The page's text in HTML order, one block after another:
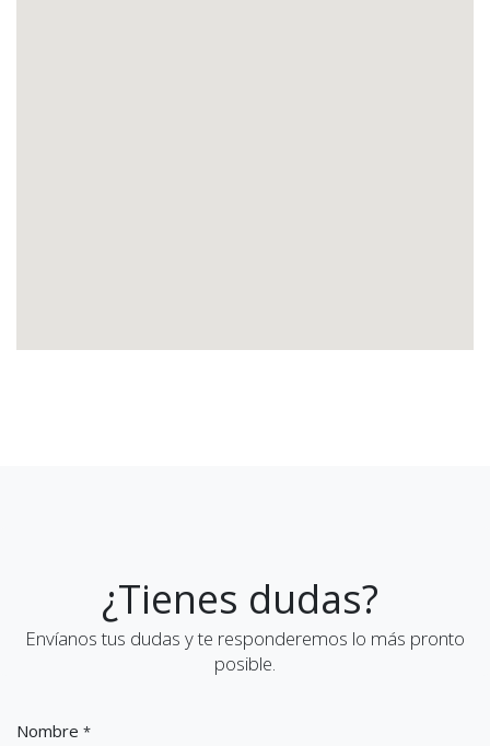
¿Tienes dudas?
Envíanos tus dudas y te responderemos lo más pronto
posible.
Nombre *